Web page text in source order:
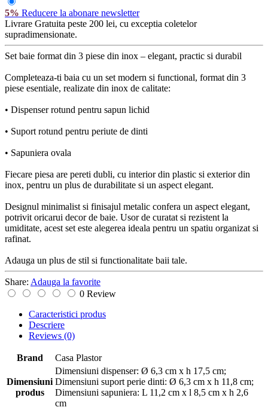
5% Reducere la abonare newsletter
Livrare Gratuita peste 200 lei, cu exceptia coletelor
supradimensionate.
Set baie format din 3 piese din inox – elegant, practic si durabil
Completeaza-ti baia cu un set modern si functional, format din 3
piese esentiale, realizate din inox de calitate:
• Dispenser rotund pentru sapun lichid
• Suport rotund pentru periute de dinti
• Sapuniera ovala
Fiecare piesa are pereti dubli, cu interior din plastic si exterior din
inox, pentru un plus de durabilitate si un aspect elegant.
Designul minimalist si finisajul metalic confera un aspect elegant,
potrivit oricarui decor de baie. Usor de curatat si rezistent la
umiditate, acest set este alegerea ideala pentru un spatiu organizat si
rafinat.
Adauga un plus de stil si functionalitate baii tale.
Share: Adauga la favorite
0 Review
Caracteristici produs
Descriere
Reviews (0)
Brand Casa Plastor
Dimensiuni
produs
Dimensiuni dispenser: Ø 6,3 cm x h 17,5 cm;
Dimensiuni suport perie dinti: Ø 6,3 cm x h 11,8 cm;
Dimensiuni sapuniera: L 11,2 cm x l 8,5 cm x h 2,6
cm